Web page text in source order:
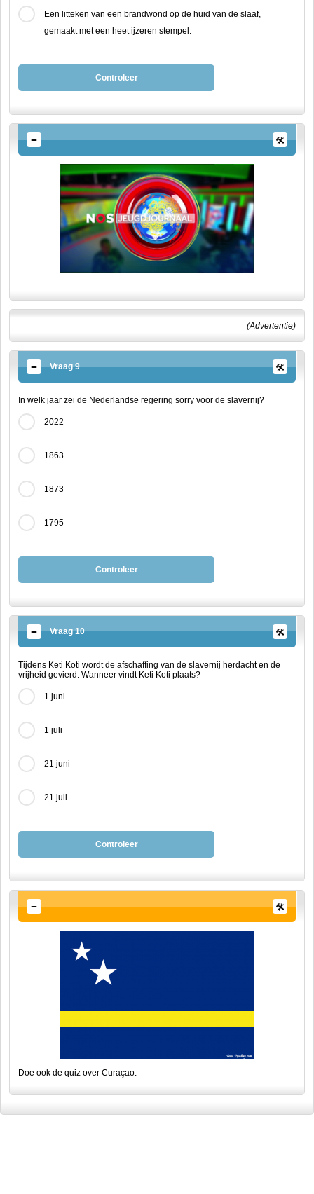
Een litteken van een brandwond op de huid van de slaaf,
gemaakt met een heet ijzeren stempel.
Controleer
(Advertentie)
Vraag 9
In welk jaar zei de Nederlandse regering sorry voor de slavernij?
2022
1863
1873
1795
Controleer
Vraag 10
Tijdens Keti Koti wordt de afschaffing van de slavernij herdacht en de
vrijheid gevierd. Wanneer vindt Keti Koti plaats?
1 juni
1 juli
21 juni
21 juli
Controleer
Doe ook de quiz over Curaçao.